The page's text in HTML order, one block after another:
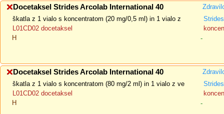
Docetaksel Strides Arcolab International 40
škatla z 1 vialo s koncentratom (20 mg/0,5 ml) in 1 vialo z
L01CD02 docetaksel
H
-
Docetaksel Strides Arcolab International 40
škatla z 1 vialo s koncentratom (80 mg/2 ml) in 1 vialo z ve
L01CD02 docetaksel
H
-